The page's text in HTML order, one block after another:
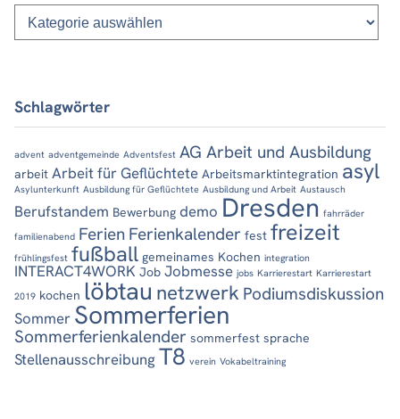
Schlagwörter
advent adventgemeinde Adventsfest AG Arbeit und Ausbildung
arbeit Arbeit für Geflüchtete Arbeitsmarktintegration asyl
Asylunterkunft Ausbildung für Geflüchtete Ausbildung und Arbeit Austausch
Berufstandem Bewerbung demo Dresden fahrräder
familienabend Ferien Ferienkalender fest freizeit
frühlingsfest fußball gemeinames Kochen integration
INTERACT4WORK Job Jobmesse jobs Karrierestart Karrierestart
2019 kochen löbtau netzwerk Podiumsdiskussion
Sommer Sommerferien
Sommerferienkalender sommerfest sprache
Stellenausschreibung T8 verein Vokabeltraining